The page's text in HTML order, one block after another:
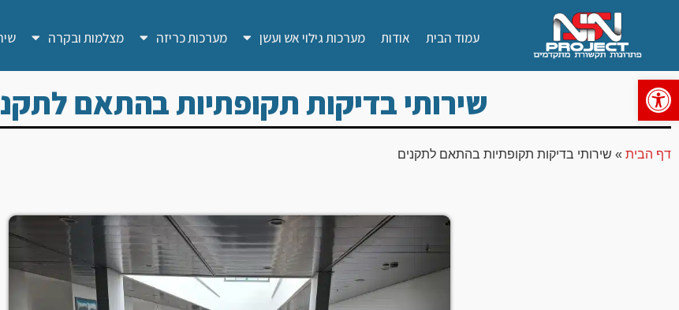
פתח סרגל נגישות
עמוד הבית אודות מערכות גילוי אש ועשן מערכות כריזה מצלמות ובקרה
שירותי בדיקות תקופתיות בהתאם
דף הבית » שירותי בדיקות תקופתיות בהתאם לתקנים